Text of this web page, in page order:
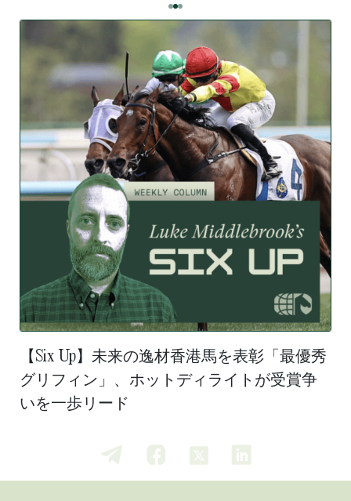
【Six Up】未来の逸材香港馬を表彰「最優秀
グリフィン」、ホットディライトが受賞争
いを一歩リード